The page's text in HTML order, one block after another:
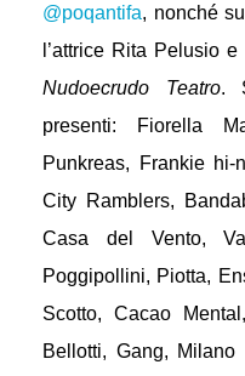
@poqantifa, nonché
l’attrice Rita Pelusio
Nudoecrudo Teatro.
presenti: Fiorella
Punkreas, Frankie
City Ramblers,
Casa del Vento,
Poggipollini, Piotta,
Scotto, Cacao
Bellotti, Gang,